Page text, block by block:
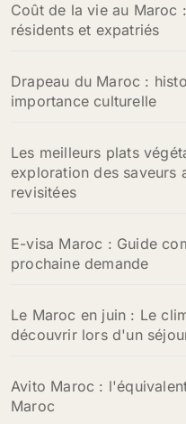
Coût de la vie au Maroc
résidents et expatriés
Drapeau du Maroc :
importance culturelle
Les meilleurs plats
exploration des saveurs
revisitées
E-visa Maroc : Guide
prochaine demande
Le Maroc en juin : Le
découvrir lors d'un
Avito Maroc :
Maroc